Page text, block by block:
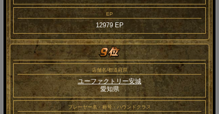
EP
12979 EP
店舗名/都道府県
ユーファクトリー安城
愛知県
プレーヤー名・称号・ハウンドクラス